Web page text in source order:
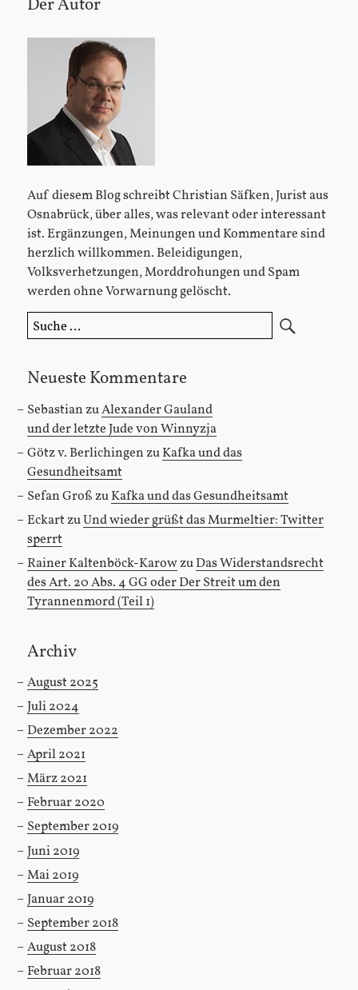
Sidebar
Der Autor
Auf diesem Blog schreibt Christian Säfken, Jurist aus
Osnabrück, über alles, was relevant oder interessant
ist. Ergänzungen, Meinungen und Kommentare sind
herzlich willkommen. Beleidigungen,
Volksverhetzungen, Morddrohungen und Spam
werden ohne Vorwarnung gelöscht.
Suche
nach:
Neueste Kommentare
Sebastian zuAlexander Gauland
und der letzte Jude von Winnyzja
Götz v. Berlichingen zuKafka und das
Gesundheitsamt
Sefan Groß zuKafka und das Gesundheitsamt
Eckart zuUnd wieder grüßt das Murmeltier: Twitter
sperrt
Rainer Kaltenböck-KarowzuDas Widerstandsrecht
des Art. 20 Abs. 4 GG oder Der Streit um den
Tyrannenmord (Teil 1)
Archiv
August 2025
Juli 2024
Dezember 2022
April 2021
März 2021
Februar 2020
September 2019
Juni 2019
Mai 2019
Januar 2019
September 2018
August 2018
Februar 2018